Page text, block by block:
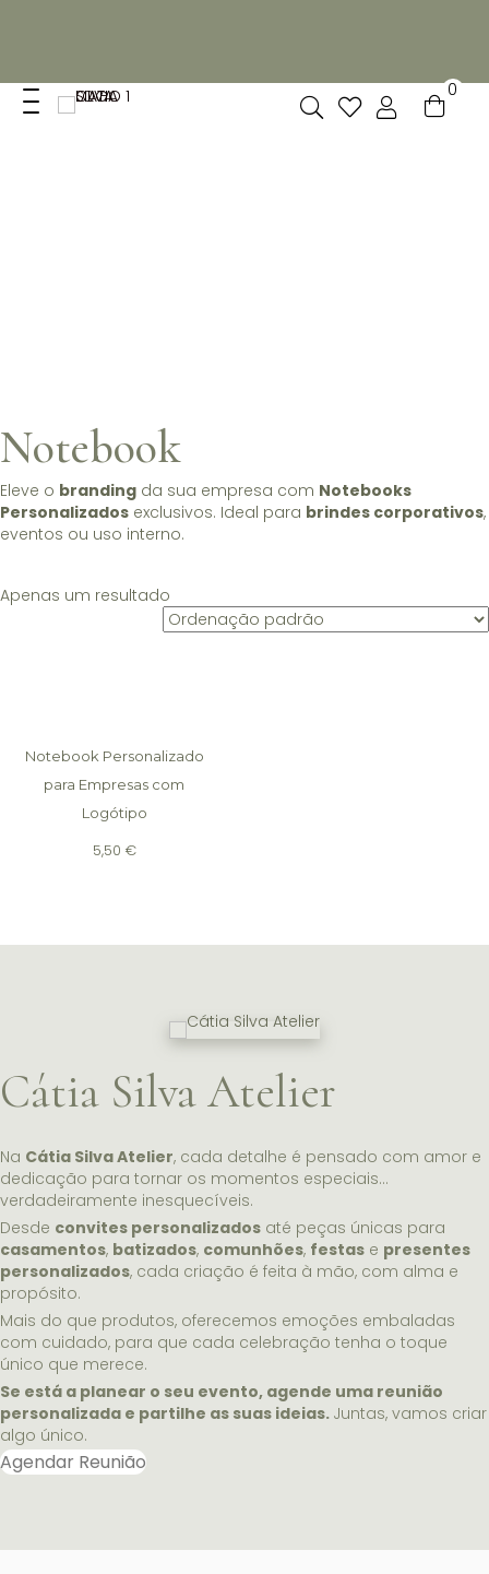
0
Notebook
Eleve o branding da sua empresa com Notebooks
Personalizados exclusivos. Ideal para brindes corporativos,
eventos ou uso interno.
Apenas um resultado
Notebook Personalizado
para Empresas com
Logótipo
5,50 €
Cátia Silva Atelier
Na Cátia Silva Atelier, cada detalhe é pensado com amor e
dedicação para tornar os momentos especiais…
verdadeiramente inesquecíveis.
Desde convites personalizados até peças únicas para
casamentos, batizados, comunhões, festas e presentes
personalizados, cada criação é feita à mão, com alma e
propósito.
Mais do que produtos, oferecemos emoções embaladas
com cuidado, para que cada celebração tenha o toque
único que merece.
Se está a planear o seu evento, agende uma reunião
personalizada e partilhe as suas ideias. Juntas, vamos criar
algo único.
Agendar Reunião